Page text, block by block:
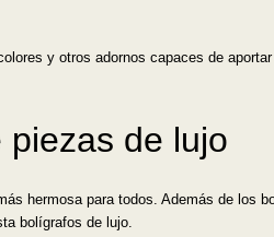
y otros adornos capaces de
de lujo
hermosa para todos. Además de los
bolígrafos de lujo.